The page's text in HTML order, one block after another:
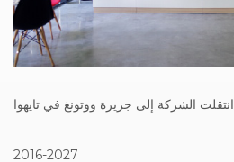
انتقلت الشركة إلى جزيرة ووتونغ في تايهوا
2016-2027